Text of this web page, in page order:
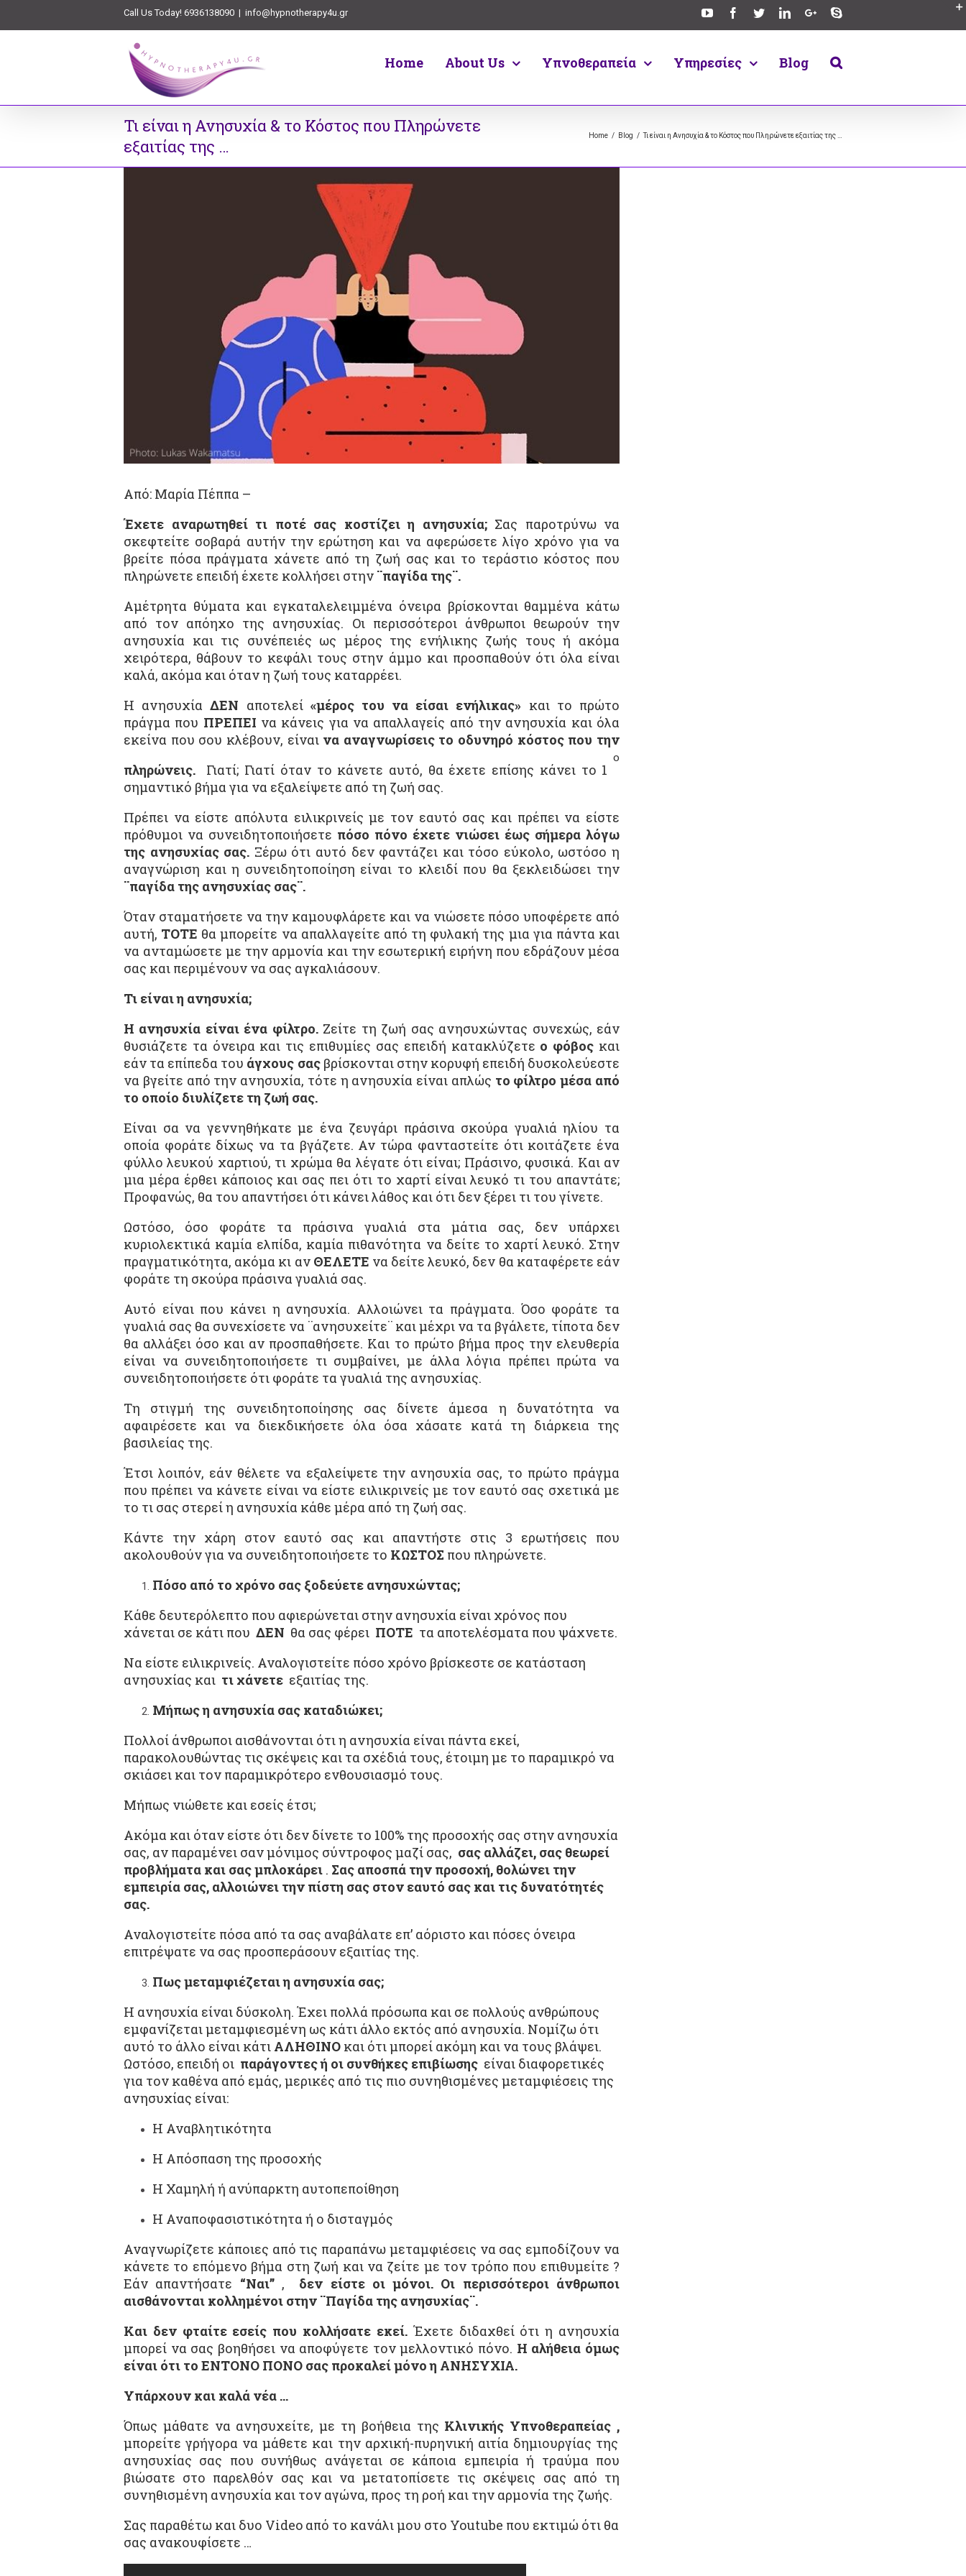
Call Us Today! 6936138090 | info@hypnotherapy4u.gr
Home About Us Υπνοθεραπεία Υπηρεσίες Blog
Τι είναι η Ανησυχία & το Κόστος που Πληρώνετε
εξαιτίας της …
Home / Blog / Τι είναι η Ανησυχία & το Κόστος που Πληρώνετε εξαιτίας της …
Από: Μαρία Πέππα –
Έχετε αναρωτηθεί τι ποτέ σας κοστίζει η ανησυχία;Σας παροτρύνω να
σκεφτείτε σοβαρά αυτήν την ερώτηση και να αφερώσετε λίγο χρόνο για να
βρείτε πόσα πράγματα χάνετε από τη ζωή σας και το τεράστιο κόστος που
πληρώνετε επειδή έχετε κολλήσει στην ¨παγίδα της¨.
Αμέτρητα θύματα και εγκαταλελειμμένα όνειρα βρίσκονται θαμμένα κάτω
από τον απόηχο της ανησυχίας. Οι περισσότεροι άνθρωποι θεωρούν την
ανησυχία και τις συνέπειές ως μέρος της ενήλικης ζωής τους ή ακόμα
χειρότερα, θάβουν το κεφάλι τους στην άμμο και προσπαθούν ότι όλα είναι
καλά, ακόμα και όταν η ζωή τους καταρρέει.
Η ανησυχίαΔΕΝ αποτελεί «μέρος του να είσαι ενήλικας» και το πρώτο
πράγμα που ΠΡΕΠΕΙ να κάνεις για να απαλλαγείς από την ανησυχία και όλα
εκείνα που σου κλέβουν, είναι να αναγνωρίσεις το οδυνηρό κόστος που την
πληρώνεις. Γιατί; Γιατί όταν το κάνετε αυτό, θα έχετε επίσης κάνει το 1
ο
σημαντικό βήμα για να εξαλείψετε από τη ζωή σας.
Πρέπει να είστε απόλυτα ειλικρινείς με τον εαυτό σας και πρέπει να είστε
πρόθυμοι να συνειδητοποιήσετε πόσο πόνο έχετε νιώσει έως σήμερα λόγω
της ανησυχίας σας. Ξέρω ότι αυτό δεν φαντάζει και τόσο εύκολο, ωστόσο η
αναγνώριση και η συνειδητοποίηση είναι το κλειδί που θα ξεκλειδώσει την
¨παγίδα της ανησυχίας σας¨.
Όταν σταματήσετε να την καμουφλάρετε και να νιώσετε πόσο υποφέρετε από
αυτή, ΤΟΤΕ θα μπορείτε να απαλλαγείτε από τη φυλακή της μια για πάντα και
να ανταμώσετε με την αρμονία και την εσωτερική ειρήνη που εδράζουν μέσα
σας και περιμένουν να σας αγκαλιάσουν.
Τι είναι η ανησυχία;
Η ανησυχία είναι ένα φίλτρο.Ζείτε τη ζωή σας ανησυχώντας συνεχώς, εάν
θυσιάζετε τα όνειρα και τις επιθυμίες σας επειδή κατακλύζετε ο φόβος και
εάν τα επίπεδα του άγχους σαςβρίσκονται στην κορυφή επειδή δυσκολεύεστε
να βγείτε από την ανησυχία, τότε η ανησυχία είναι απλώς το φίλτρο μέσα από
το οποίο διυλίζετε τη ζωή σας.
Είναι σα να γεννηθήκατε με ένα ζευγάρι πράσινα σκούρα γυαλιά ηλίου τα
οποία φοράτε δίχως να τα βγάζετε. Αν τώρα φανταστείτε ότι κοιτάζετε ένα
φύλλο λευκού χαρτιού, τι χρώμα θα λέγατε ότι είναι; Πράσινο, φυσικά. Και αν
μια μέρα έρθει κάποιος και σας πει ότι το χαρτί είναι λευκό τι του απαντάτε;
Προφανώς, θα του απαντήσει ότι κάνει λάθος και ότι δεν ξέρει τι του γίνετε.
Ωστόσο, όσο φοράτε τα πράσινα γυαλιά στα μάτια σας, δεν υπάρχει
κυριολεκτικά καμία ελπίδα, καμία πιθανότητα να δείτε το χαρτί λευκό. Στην
πραγματικότητα, ακόμα κι αν ΘΕΛΕΤΕ να δείτε λευκό, δεν θα καταφέρετε εάν
φοράτε τη σκούρα πράσινα γυαλιά σας.
Αυτό είναι που κάνει η ανησυχία. Αλλοιώνει τα πράγματα. Όσο φοράτε τα
γυαλιά σας θα συνεχίσετε να ¨ανησυχείτε¨ και μέχρι να τα βγάλετε, τίποτα δεν
θα αλλάξει όσο και αν προσπαθήσετε. Και το πρώτο βήμα προς την ελευθερία
είναι να συνειδητοποιήσετε τι συμβαίνει, με άλλα λόγια πρέπει πρώτα να
συνειδητοποιήσετε ότι φοράτε τα γυαλιά της ανησυχίας.
Τη στιγμή της συνειδητοποίησης σας δίνετε άμεσα η δυνατότητα να
αφαιρέσετε και να διεκδικήσετε όλα όσα χάσατε κατά τη διάρκεια της
βασιλείας της.
Έτσι λοιπόν, εάν θέλετε να εξαλείψετε την ανησυχία σας, το πρώτο πράγμα
που πρέπει να κάνετε είναι να είστε ειλικρινείς με τον εαυτό σας σχετικά με
το τι σας στερεί η ανησυχία κάθε μέρα από τη ζωή σας.
Κάντε την χάρη στον εαυτό σας και απαντήστε στις 3 ερωτήσεις που
ακολουθούν για να συνειδητοποιήσετε το ΚΩΣΤΟΣ που πληρώνετε.
Πόσο από το χρόνο σας ξοδεύετε ανησυχώντας;
Κάθε δευτερόλεπτο που αφιερώνεται στην ανησυχία είναι χρόνος που
χάνεται σε κάτι που ΔΕΝ θα σας φέρει ΠΟΤΕ τα αποτελέσματα που ψάχνετε.
Να είστε ειλικρινείς. Αναλογιστείτε πόσο χρόνο βρίσκεστε σε κατάσταση
ανησυχίας και τι χάνετε εξαιτίας της.
Μήπως η ανησυχία σας καταδιώκει;
Πολλοί άνθρωποι αισθάνονται ότι η ανησυχία είναι πάντα εκεί,
παρακολουθώντας τις σκέψεις και τα σχέδιά τους, έτοιμη με το παραμικρό να
σκιάσει και τον παραμικρότερο ενθουσιασμό τους.
Μήπως νιώθετε και εσείς έτσι;
Ακόμα και όταν είστε ότι δεν δίνετε το 100% της προσοχής σας στην ανησυχία
σας, αν παραμένει σαν μόνιμος σύντροφος μαζί σας, σας αλλάζει, σας θεωρεί
προβλήματα και σας μπλοκάρει . Σας αποσπά την προσοχή, θολώνει την
εμπειρία σας, αλλοιώνει την πίστη σας στον εαυτό σας και τις δυνατότητές
σας.
Αναλογιστείτε πόσα από τα σας αναβάλατε επ’ αόριστο και πόσες όνειρα
επιτρέψατε να σας προσπεράσουν εξαιτίας της.
Πως μεταμφιέζεται η ανησυχία σας;
Η ανησυχία είναι δύσκολη. Έχει πολλά πρόσωπα και σε πολλούς ανθρώπους
εμφανίζεται μεταμφιεσμένη ως κάτι άλλο εκτός από ανησυχία. Νομίζω ότι
αυτό το άλλο είναι κάτι ΑΛΗΘΙΝΟ και ότι μπορεί ακόμη και να τους βλάψει.
Ωστόσο, επειδή οι παράγοντες ή οι συνθήκες επιβίωσης είναι διαφορετικές
για τον καθένα από εμάς, μερικές από τις πιο συνηθισμένες μεταμφιέσεις της
ανησυχίας είναι:
H Αναβλητικότητα
H Απόσπαση της προσοχής
H Χαμηλή ή ανύπαρκτη αυτοπεποίθηση
H Αναποφασιστικότητα ή ο δισταγμός
Αναγνωρίζετε κάποιες από τις παραπάνω μεταμφιέσεις να σας εμποδίζουν να
κάνετε το επόμενο βήμα στη ζωή και να ζείτε με τον τρόπο που επιθυμείτε ?
Εάν απαντήσατε “Ναι”, δεν είστε οι μόνοι. Οι περισσότεροι άνθρωποι
αισθάνονται κολλημένοι στην ¨Παγίδα της ανησυχίας¨.
Και δεν φταίτε εσείς που κολλήσατε εκεί.Έχετε διδαχθεί ότι η ανησυχία
μπορεί να σας βοηθήσει να αποφύγετε τον μελλοντικό πόνο. Η αλήθεια όμως
είναι ότι το ΕΝΤΟΝΟ ΠΟΝΟ σας προκαλεί μόνο η ΑΝΗΣΥΧΙΑ.
Υπάρχουν και καλά νέα …
Όπως μάθατε να ανησυχείτε, με τη βοήθεια της Κλινικής Υπνοθεραπείας ,
μπορείτε γρήγορα να μάθετε και την αρχική-πυρηνική αιτία δημιουργίας της
ανησυχίας σας που συνήθως ανάγεται σε κάποια εμπειρία ή τραύμα που
βιώσατε στο παρελθόν σας και να μετατοπίσετε τις σκέψεις σας από τη
συνηθισμένη ανησυχία και τον αγώνα, προς τη ροή και την αρμονία της ζωής.
Σας παραθέτω και δυο Video από το κανάλι μου στο Youtube που εκτιμώ ότι θα
σας ανακουφίσετε …